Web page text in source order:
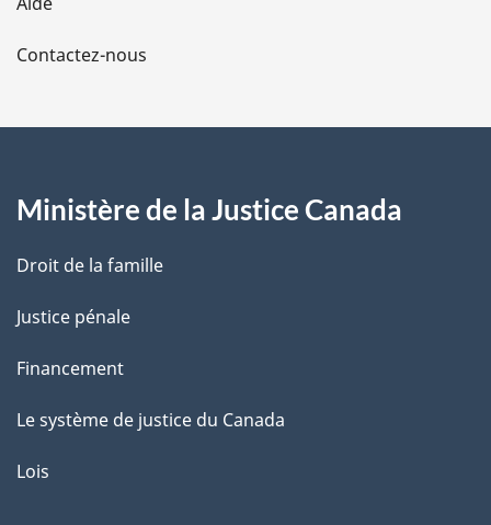
a
e
Contactez-nous
Ministère de la Justice Canada
Droit de la famille
Justice pénale
Financement
Le système de justice du Canada
Lois